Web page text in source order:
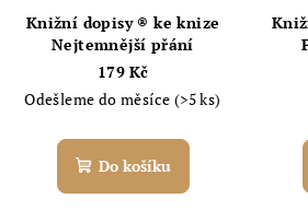
u
Knižní dopisy ® ke knize
Nejtemnější přání
179 Kč
Odešleme do měsíce (>5 ks)
Do košíku